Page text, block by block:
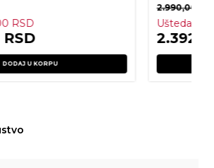
RSD
RSD
DODAJ U KORPU
2.990,00
Ušteda: